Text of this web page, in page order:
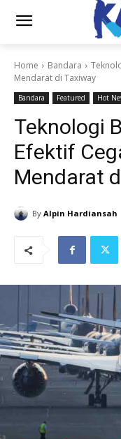
Home Bandara
Mendarat di Taxiway
Bandara Featured Hot
Teknologi
Efektif
Mendarat
By Alpin Hardiansah